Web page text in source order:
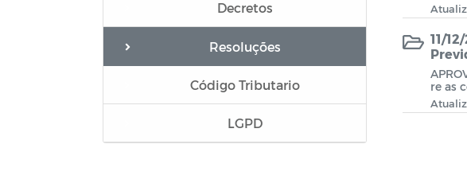
Decretos
Resoluções
Código Tributario
LGPD
11/
re as